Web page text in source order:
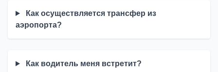
Как осуществляется трансфер из
аэропорта?
Как водитель меня встретит?